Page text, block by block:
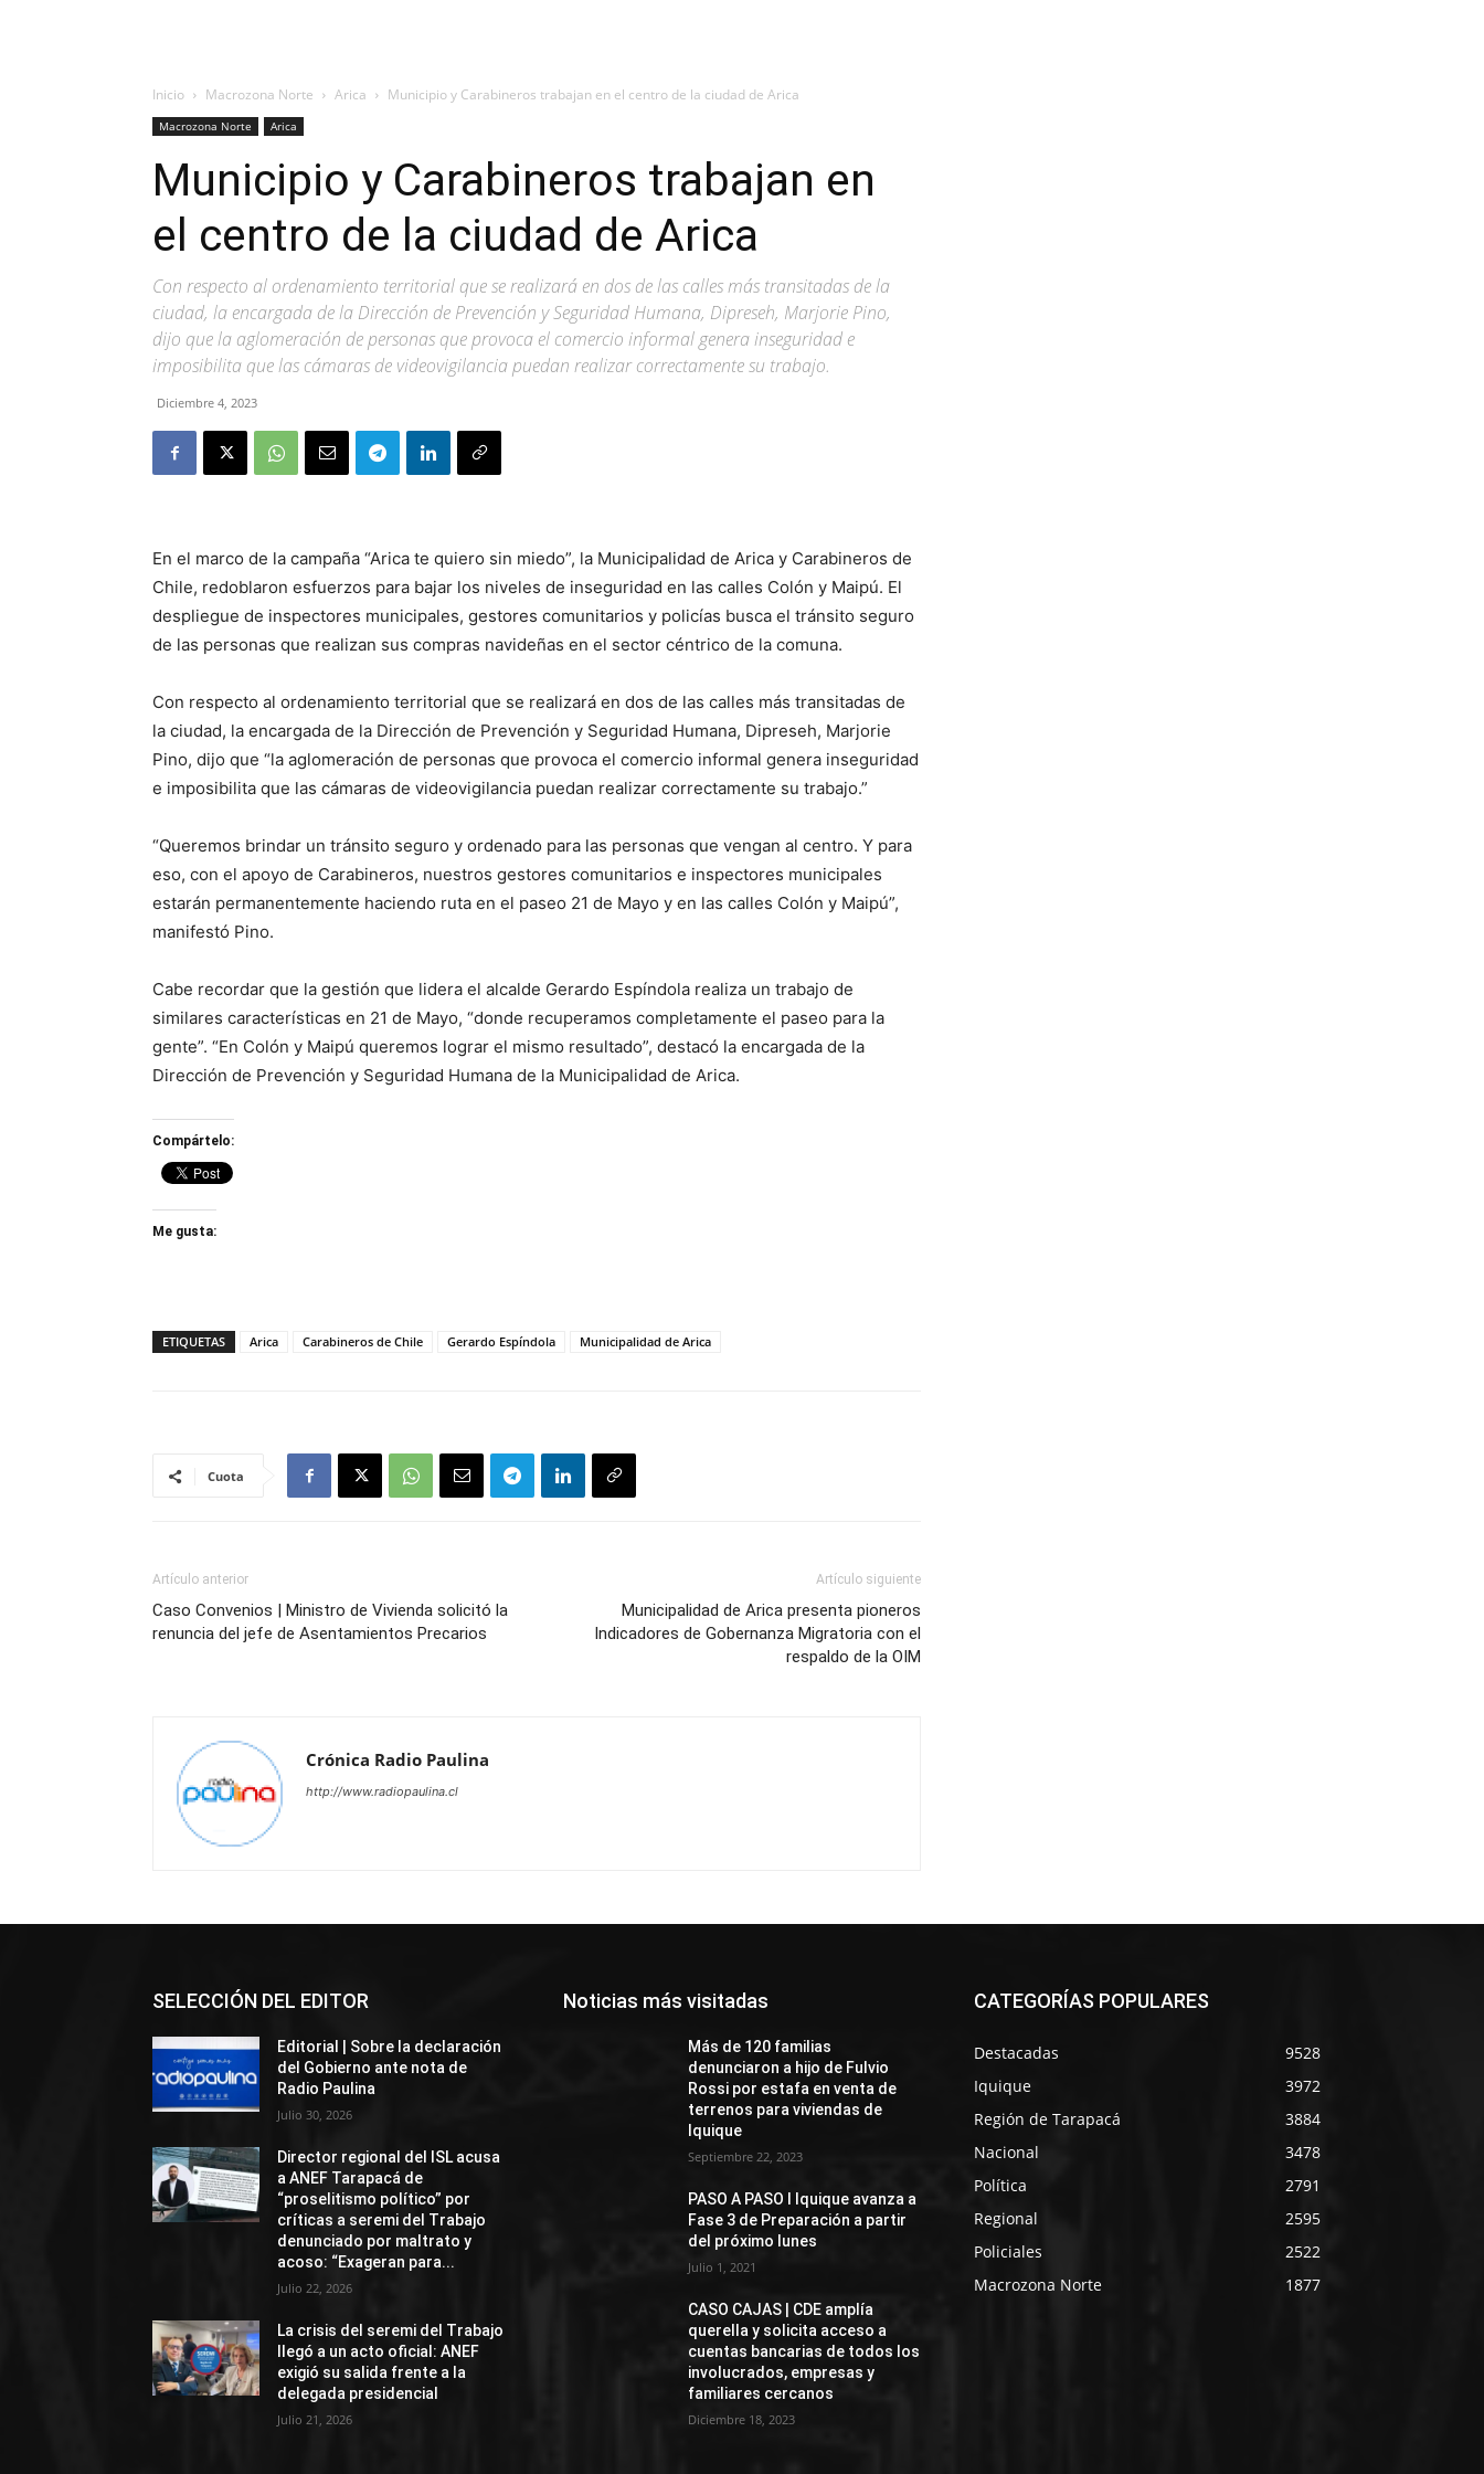
Inicio Macrozona Norte Arica Municipio y Carabineros trabajan en el centro de la ciudad de Arica
Macrozona Norte Arica
Municipio y Carabineros trabajan en
el centro de la ciudad de Arica
Con respecto al ordenamiento territorial que se realizará en dos de las calles más transitadas de la
ciudad, la encargada de la Dirección de Prevención y Seguridad Humana, Dipreseh, Marjorie Pino,
dijo que la aglomeración de personas que provoca el comercio informal genera inseguridad e
imposibilita que las cámaras de videovigilancia puedan realizar correctamente su trabajo.
Diciembre 4, 2023
En el marco de la campaña “Arica te quiero sin miedo”, la Municipalidad de Arica y Carabineros de
Chile, redoblaron esfuerzos para bajar los niveles de inseguridad en las calles Colón y Maipú. El
despliegue de inspectores municipales, gestores comunitarios y policías busca el tránsito seguro
de las personas que realizan sus compras navideñas en el sector céntrico de la comuna.
Con respecto al ordenamiento territorial que se realizará en dos de las calles más transitadas de
la ciudad, la encargada de la Dirección de Prevención y Seguridad Humana, Dipreseh, Marjorie
Pino, dijo que “la aglomeración de personas que provoca el comercio informal genera inseguridad
e imposibilita que las cámaras de videovigilancia puedan realizar correctamente su trabajo.”
“Queremos brindar un tránsito seguro y ordenado para las personas que vengan al centro. Y para
eso, con el apoyo de Carabineros, nuestros gestores comunitarios e inspectores municipales
estarán permanentemente haciendo ruta en el paseo 21 de Mayo y en las calles Colón y Maipú”,
manifestó Pino.
Cabe recordar que la gestión que lidera el alcalde Gerardo Espíndola realiza un trabajo de
similares características en 21 de Mayo, “donde recuperamos completamente el paseo para la
gente”. “En Colón y Maipú queremos lograr el mismo resultado”, destacó la encargada de la
Dirección de Prevención y Seguridad Humana de la Municipalidad de Arica.
Compártelo:
Me gusta:
ETIQUETAS Arica Carabineros de Chile Gerardo Espíndola Municipalidad de Arica
Cuota
Artículo anterior
Caso Convenios | Ministro de Vivienda solicitó la
renuncia del jefe de Asentamientos Precarios
Artículo siguiente
Municipalidad de Arica presenta pioneros
Indicadores de Gobernanza Migratoria con el
respaldo de la OIM
Crónica Radio Paulina
http://www.radiopaulina.cl
SELECCIÓN DEL EDITOR
Editorial | Sobre la declaración
del Gobierno ante nota de
Radio Paulina
Julio 30, 2026
Director regional del ISL acusa
a ANEF Tarapacá de
“proselitismo político” por
críticas a seremi del Trabajo
denunciado por maltrato y
acoso: “Exageran para...
Julio 22, 2026
La crisis del seremi del Trabajo
llegó a un acto oficial: ANEF
exigió su salida frente a la
delegada presidencial
Julio 21, 2026
Noticias más visitadas
Más de 120 familias
denunciaron a hijo de Fulvio
Rossi por estafa en venta de
terrenos para viviendas de
Iquique
Septiembre 22, 2023
PASO A PASO I Iquique avanza a
Fase 3 de Preparación a partir
del próximo lunes
Julio 1, 2021
CASO CAJAS | CDE amplía
querella y solicita acceso a
cuentas bancarias de todos los
involucrados, empresas y
familiares cercanos
Diciembre 18, 2023
CATEGORÍAS POPULARES
Destacadas
9528
Iquique
3972
Región de Tarapacá
3884
Nacional
3478
Política
2791
Regional
2595
Policiales
2522
Macrozona Norte
1877